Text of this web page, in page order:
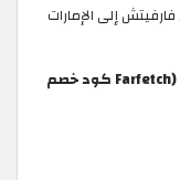
إلى الإمارات
تفاصيل العرض وشروط استخدام الكوبون (Farfetch كود خصم